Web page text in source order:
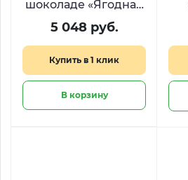
шоколаде «Ягодная
нежность»
5 048 руб.
Купить в 1 клик
В корзину